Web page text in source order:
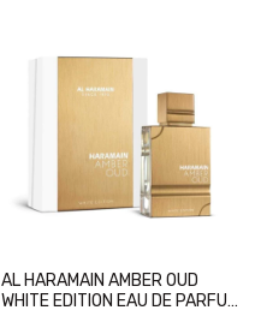
AL HARAMAIN AMBER OUD
WHITE EDITION EAU DE PARFUM